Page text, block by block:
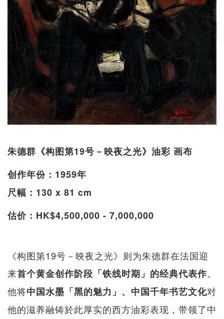
朱德群《构图第19号－映夜之光》油彩 画布
创作年份：1959年
尺幅：130 x 81 cm
估价：HK$4,500,000 - 7,000,000
《构图第19号－映夜之光》则为朱德群在法国迎
来首个黄金创作阶段「铁线时期」的经典代表作。
他将中国水墨「黑的魅力」、中国千年书艺文化对
他的滋养融铸於此厚实的西方油彩表现，带领了中